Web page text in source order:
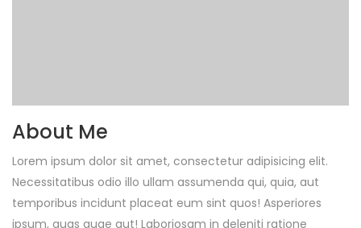
About Me
Lorem ipsum dolor sit amet, consectetur adipisicing elit.
Necessitatibus odio illo ullam assumenda qui, quia, aut
temporibus incidunt placeat eum sint quos! Asperiores
ipsum, quas quae aut! Laboriosam in deleniti ratione